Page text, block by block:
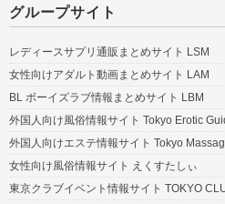
グループサイト
レディースサプリ通販まとめサイト LSM
女性向けアダルト動画まとめサイト LAM
BL ボーイズラブ情報まとめサイト LBM
外国人向け風俗情報サイト Tokyo Erotic
外国人向けエステ情報サイト Tokyo
女性向け風俗情報サイト えくすたしぃ
東京クラブイベント情報サイト TOKYO